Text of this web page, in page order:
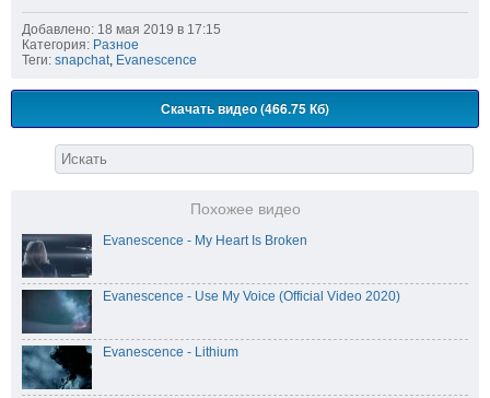
Добавлено: 18 мая 2019 в 17:15
Категория: Разное
Теги: snapchat Evanescence
Скачать видео (466.75 Кб)
Похожее видео
Evanescence - My Heart Is Broken
Evanescence - Use My Voice (Official Video 2020)
Evanescence - Lithium